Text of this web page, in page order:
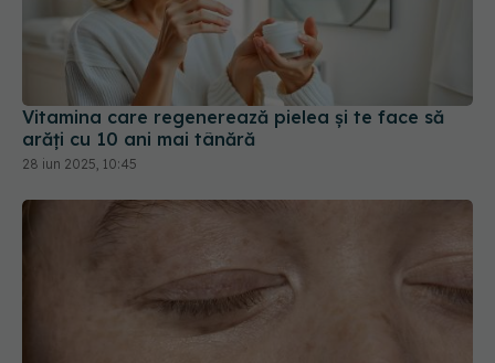
Vitamina care regenerează pielea și te face să
arăți cu 10 ani mai tânără
28 iun 2025, 10:45